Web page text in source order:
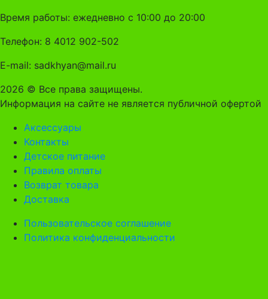
Время работы: ежедневно с 10:00 до 20:00
Телефон: 8 4012 902-502
E-mail: sadkhyan@mail.ru
2026 © Все права защищены.
Информация на сайте не является публичной офертой
Аксессуары
Контакты
Детское питание
Правила оплаты
Возврат товара
Доставка
Пользовательское соглашение
Политика конфиденциальности